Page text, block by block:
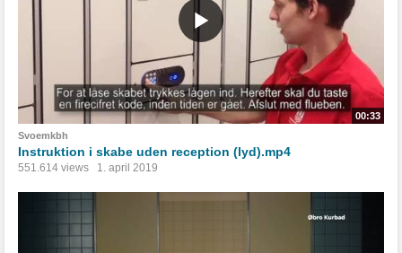
00:33
Svoemkbh
Instruktion i skabe uden reception (lyd).mp4
551.614 views 1. april 2019